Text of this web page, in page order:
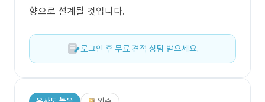
향으로 설계될 것입니다.
로그인 후 무료 견적 상담 받으세요.